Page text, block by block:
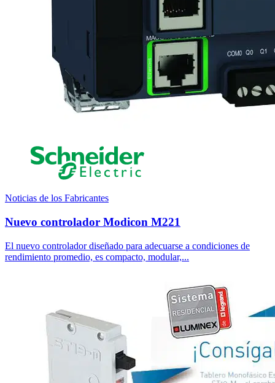
Noticias de los Fabricantes
Nuevo controlador Modicon M221
El nuevo controlador diseñado para adecuarse a condiciones de
rendimiento promedio, es compacto, modular,...